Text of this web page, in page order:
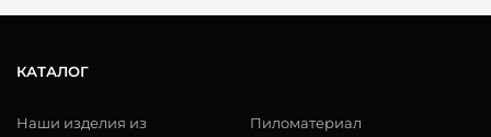
КАТАЛОГ
Наши изделия из Пиломатериал